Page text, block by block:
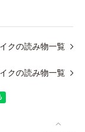
クの読み物一覧
クの読み物一覧